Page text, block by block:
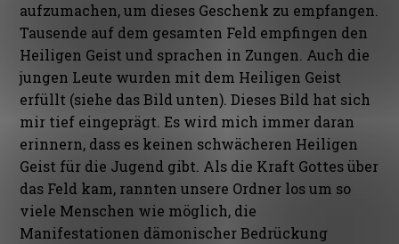
aufzumachen, um dieses Geschenk zu empfangen.
Tausende auf dem gesamten Feld empfingen den
Heiligen Geist und sprachen in Zungen. Auch die
jungen Leute wurden mit dem Heiligen Geist
erfüllt (siehe das Bild unten). Dieses Bild hat sich
mir tief eingeprägt. Es wird mich immer daran
erinnern, dass es keinen schwächeren Heiligen
Geist für die Jugend gibt. Als die Kraft Gottes über
das Feld kam, rannten unsere Ordner los um so
viele Menschen wie möglich, die
Manifestationen dämonischer Bedrückung